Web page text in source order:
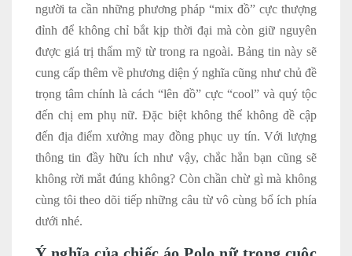
người ta cần những phương pháp “mix đồ” cực thượng
đỉnh để không chỉ bắt kịp thời đại mà còn giữ nguyên
được giá trị thẩm mỹ từ trong ra ngoài. Bảng tin này sẽ
cung cấp thêm về phương diện ý nghĩa cũng như chủ đề
trọng tâm chính là cách “lên đồ” cực “cool” và quý tộc
đến chị em phụ nữ. Đặc biệt không thể không đề cập
đến địa điểm xưởng may đồng phục uy tín. Với lượng
thông tin đầy hữu ích như vậy, chắc hẳn bạn cũng sẽ
không rời mắt đúng không? Còn chần chừ gì mà không
cùng tôi theo dõi tiếp những câu từ vô cùng bổ ích phía
dưới nhé.